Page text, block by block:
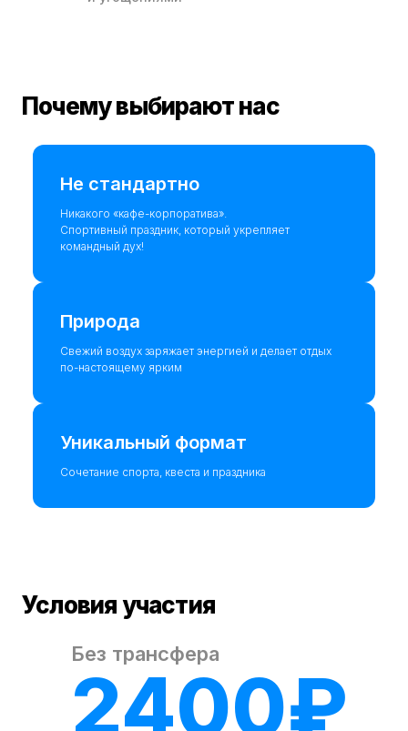
Почему выбирают нас
Не стандартно
Никакого «кафе-корпоратива».
Спортивный праздник, который укрепляет
командный дух!
Природа
Свежий воздух заряжает энергией и делает отдых
по-настоящему ярким
Уникальный формат
Сочетание спорта, квеста и праздника
Условия участия
Без трансфера
2400₽